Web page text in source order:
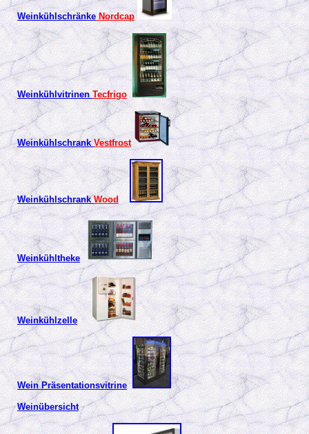
WeinkühlschränkeNordcap
WeinkühlvitrinenTecfrigo
WeinkühlschrankVestfrost
WeinkühlschrankWood
Weinkühltheke
Weinkühlzelle
Wein Präsentationsvitrine
Weinübersicht